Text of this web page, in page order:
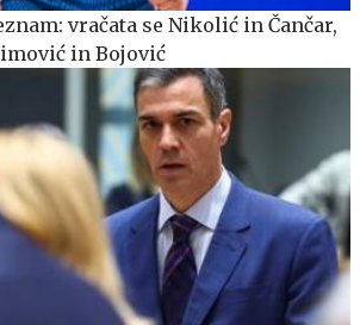
vračata se Nikolić in Čančar,
in Bojović